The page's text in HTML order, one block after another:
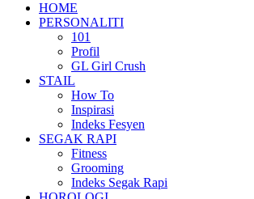
HOME
PERSONALITI
101
Profil
GL Girl Crush
STAIL
How To
Inspirasi
Indeks Fesyen
SEGAK RAPI
Fitness
Grooming
Indeks Segak Rapi